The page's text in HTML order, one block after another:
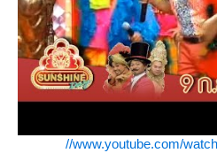
//www.youtube.com/